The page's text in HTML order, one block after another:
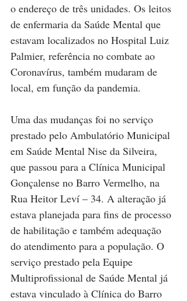
o endereço de três unidades. Os leitos
de enfermaria da Saúde Mental que
estavam localizados no Hospital Luiz
Palmier, referência no combate ao
Coronavírus, também mudaram de
local, em função da pandemia.
Uma das mudanças foi no serviço
prestado pelo Ambulatório Municipal
em Saúde Mental Nise da Silveira,
que passou para a Clínica Municipal
Gonçalense no Barro Vermelho, na
Rua Heitor Leví – 34. A alteração já
estava planejada para fins de processo
de habilitação e também adequação
do atendimento para a população. O
serviço prestado pela Equipe
Multiprofissional de Saúde Mental já
estava vinculado à Clínica do Barro